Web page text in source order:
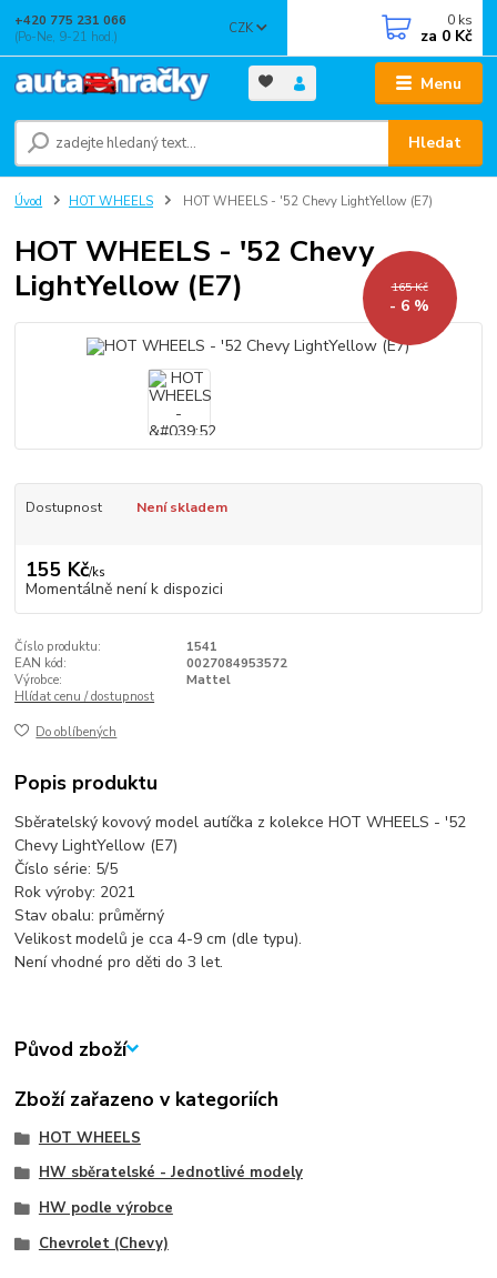
Menu
CZK
Hledat
+420 775 231 066
(Po-Ne, 9-21 hod.)
0 ks
za 0 Kč
Úvod HOT WHEELS HOT WHEELS - '52 Chevy LightYellow (E7)
HOT WHEELS - '52 Chevy
LightYellow (E7)
165 Kč
- 6 %
Dostupnost Není skladem
155 Kč/ks
Momentálně není k dispozici
Číslo produktu:
1541
EAN kód:
0027084953572
Výrobce:
Mattel
Hlídat cenu / dostupnost
Do oblíbených
Popis produktu
Sběratelský kovový model autíčka z kolekce HOT WHEELS - '52
Chevy LightYellow (E7)
Číslo série: 5/5
Rok výroby: 2021
Stav obalu: průměrný
Velikost modelů je cca 4-9 cm (dle typu).
Není vhodné pro děti do 3 let.
Původ zboží
Zboží zařazeno v kategoriích
HOT WHEELS
HW sběratelské - Jednotlivé modely
HW podle výrobce
Chevrolet (Chevy)